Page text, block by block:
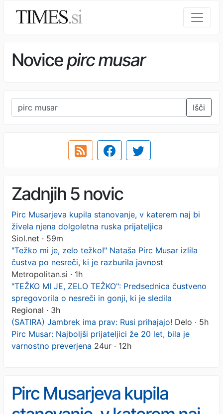
Novicepirc musar
Išči
Zadnjih 5 novic
Pirc Musarjeva kupila stanovanje, v katerem naj bi
živela njena dolgoletna ruska prijateljica
Siol.net · 59m
"Težko mi je, zelo težko!" Nataša Pirc Musar izlila
čustva po nesreči, ki je razburila javnost
Metropolitan.si · 1h
"TEŽKO MI JE, ZELO TEŽKO": Predsednica čustveno
spregovorila o nesreči in gonji, ki je sledila
Regional · 3h
(SATIRA) Jambrek ima prav: Rusi prihajajo! Delo · 5h
Pirc Musar: Najboljši prijateljici že 20 let, bila je
varnostno preverjena 24ur · 12h
Pirc Musarjeva kupila